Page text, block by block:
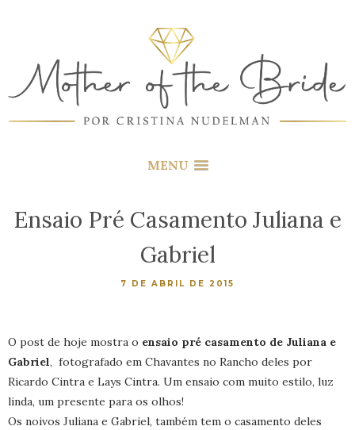
MENU
Ensaio Pré Casamento Juliana e
Gabriel
7 DE ABRIL DE 2015
O post de hoje mostra o ensaio pré casamento de Juliana e
Gabriel, fotografado em Chavantes no Rancho deles por
Ricardo Cintra e Lays Cintra. Um ensaio com muito estilo, luz
linda, um presente para os olhos!
Os noivos Juliana e Gabriel, também tem o casamento deles